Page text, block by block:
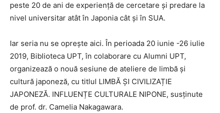
peste 20 de ani de experiență de cercetare și predare la
nivel universitar atât în Japonia cât și în SUA.
Iar seria nu se oprește aici. În perioada 20 iunie -26 iulie
2019, Biblioteca UPT, în colaborare cu Alumni UPT,
organizează o nouă sesiune de ateliere de limbă și
cultură japoneză, cu titlul LIMBĂ ȘI CIVILIZAȚIE
JAPONEZĂ. INFLUENȚE CULTURALE NIPONE, susținute
de prof. dr. Camelia Nakagawara.